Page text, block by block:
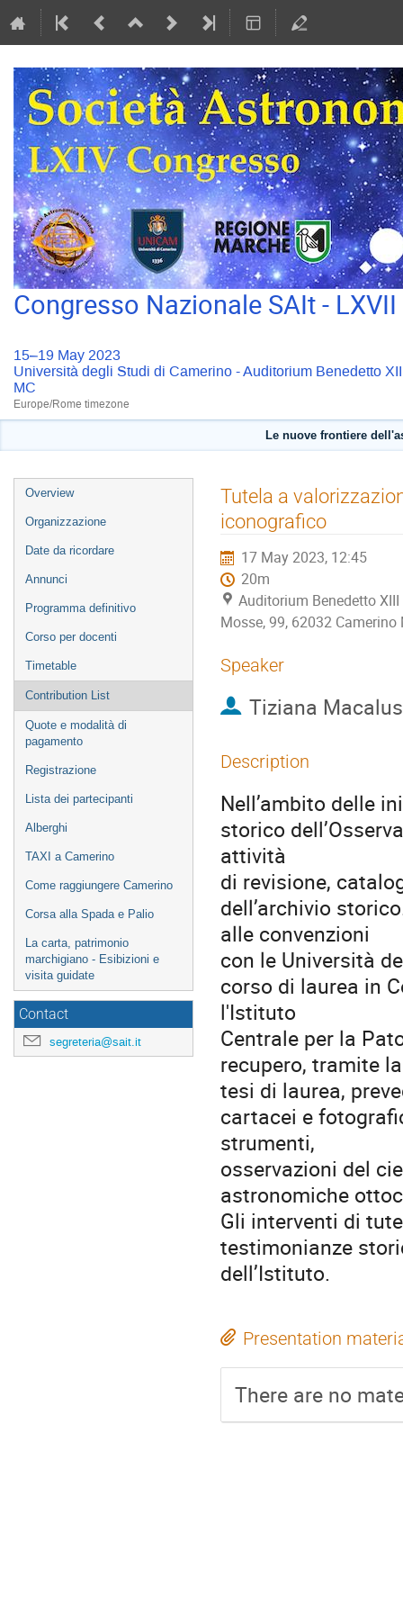
Congresso Nazionale SAIt -
15–19 May 2023
Università degli Studi di Camerino - Auditorium Benedetto
MC
Europe/Rome timezone
Le nuove frontiere
Event
menu
Overview
Organizzazione
Date da ricordare
Annunci
Programma definitivo
Corso per docenti
Timetable
Contribution List
Quote e modalità di
pagamento
Registrazione
Lista dei partecipanti
Alberghi
TAXI a Camerino
Come raggiungere Camerino
Corsa alla Spada e Palio
La carta, patrimonio
marchigiano - Esibizioni e
visita guidate
Contact
segreteria@sait.it
Tutela a
iconografico
17 May 2023, 12:45
20m
Auditorium Benedetto
Mosse, 99, 62032 Camerino
Speaker
Tiziana
Description
Nell’ambito delle
storico
attività
di revisione,
dell’archivio
alle convenzioni
con le Università
corso di laurea in
l'Istituto
Centrale per la
recupero, tramite
tesi di laurea,
cartacei e
strumenti,
osservazioni del
astronomiche
Gli interventi di
testimonianze
dell’Istituto.
Presentation
There are no